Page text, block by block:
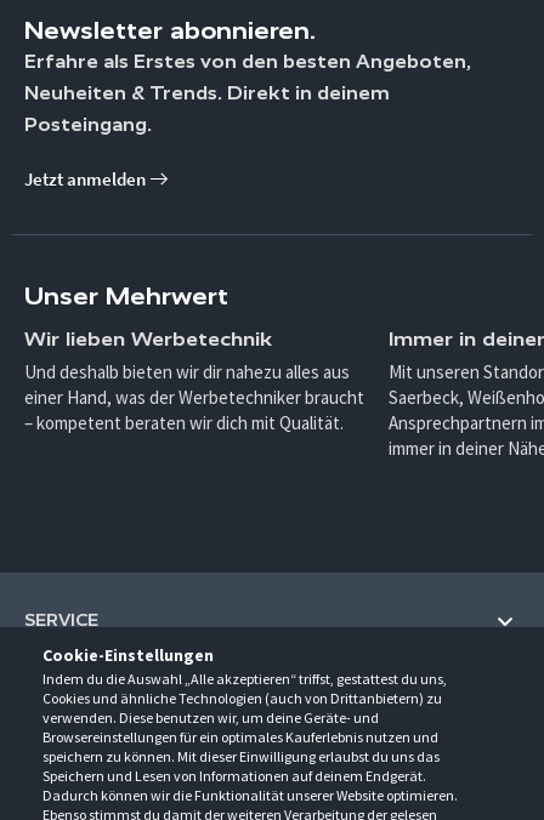
Cookie-Einstellungen
Indem du die Auswahl „Alle akzeptieren“ triffst, gestattest du uns,
Cookies und ähnliche Technologien (auch von Drittanbietern) zu
verwenden. Diese benutzen wir, um deine Geräte- und
Browsereinstellungen für ein optimales Kauferlebnis nutzen und
speichern zu können. Mit dieser Einwilligung erlaubst du uns das
Speichern und Lesen von Informationen auf deinem Endgerät.
Dadurch können wir die Funktionalität unserer Website optimieren.
Ebenso stimmst du damit der weiteren Verarbeitung der gelesen
Newsletter abonnieren.
Erfahre als Erstes von den besten Angeboten,
Neuheiten & Trends. Direkt in deinem
Posteingang.
Jetzt anmelden
Unser Mehrwert
Wir lieben Werbetechnik
Und deshalb bieten wir dir nahezu alles aus
einer Hand, was der Werbetechniker braucht
– kompetent beraten wir dich mit Qualität.
Immer in
Mit unseren
Saerbeck,
Ansprechpartnern
immer in deiner
SERVICE
Hilfe und Information
Fragen und Antworten (FAQ)
Kontakt
Newsletter
Events
UNTERNEHMEN
Über uns
Anfahrt
Ansprechpartner
KONTAKT
Gröner-Schulze GmbH
Sarirstraße 5
ÖFFNUNGSZEITEN